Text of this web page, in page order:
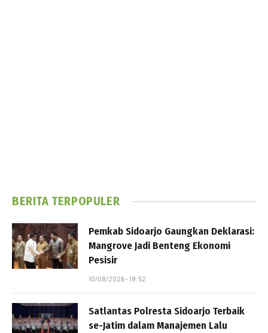
BERITA TERPOPULER
Pemkab Sidoarjo Gaungkan Deklarasi:
Mangrove Jadi Benteng Ekonomi
Pesisir
10/08/2026 - 19:52
Satlantas Polresta Sidoarjo Terbaik
se-Jatim dalam Manajemen Lalu